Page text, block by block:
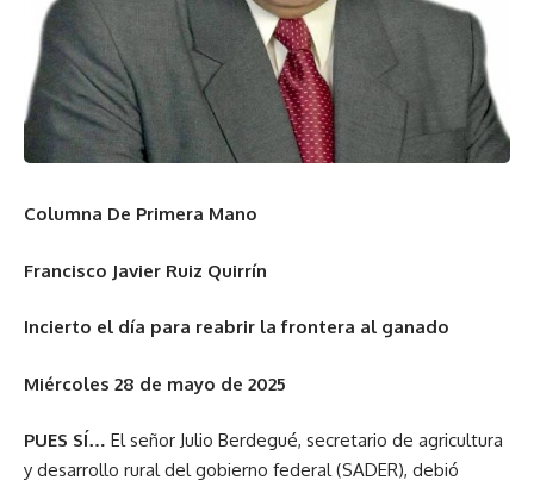
Columna De Primera Mano
Francisco Javier Ruiz Quirrín
Incierto el día para reabrir la frontera al ganado
Miércoles 28 de mayo de 2025
PUES SÍ… El señor Julio Berdegué, secretario de agricultura
y desarrollo rural del gobierno federal (SADER), debió